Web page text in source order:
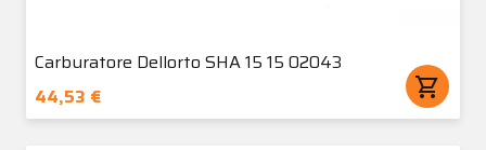
Carburatore Dellorto SHA 15 15 02043
44,53 €
shopping_cart